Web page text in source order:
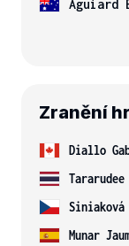
Aguiard
Zranění
Diallo
Munar